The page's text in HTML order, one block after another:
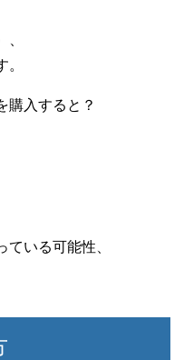
購入すると？
ている可能性、